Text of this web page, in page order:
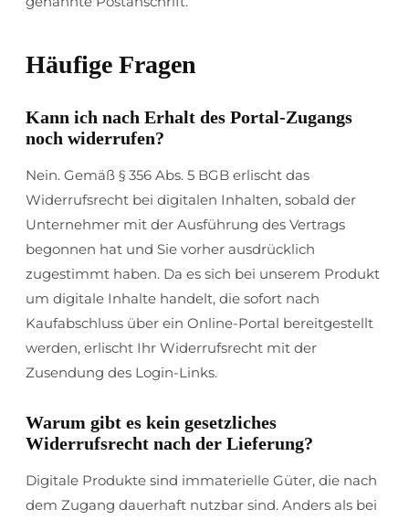
Häufige Fragen
Kann ich nach Erhalt des Portal-Zugangs
noch widerrufen?
Nein. Gemäß § 356 Abs. 5 BGB erlischt das
Widerrufsrecht bei digitalen Inhalten, sobald der
Unternehmer mit der Ausführung des Vertrags
begonnen hat und Sie vorher ausdrücklich
zugestimmt haben. Da es sich bei unserem Produkt
um digitale Inhalte handelt, die sofort nach
Kaufabschluss über ein Online-Portal bereitgestellt
werden, erlischt Ihr Widerrufsrecht mit der
Zusendung des Login-Links.
Warum gibt es kein gesetzliches
Widerrufsrecht nach der Lieferung?
Digitale Produkte sind immaterielle Güter, die nach
dem Zugang dauerhaft nutzbar sind. Anders als bei